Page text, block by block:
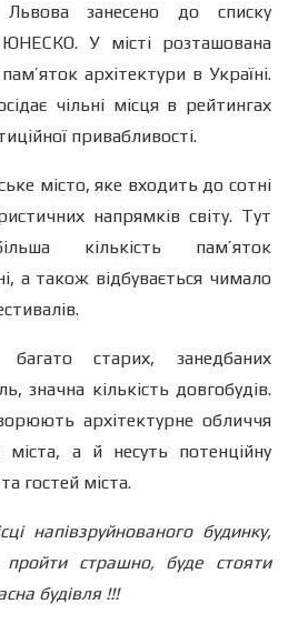
занесено до списку
У місті розташована
архітектури в Україні.
чільні місця в рейтингах
привабливості.
місто, яке входить до сотні
напрямків світу. Тут
кількість пам’яток
а також відбувається чимало
старих, занедбаних
значна кількість довгобудів.
архітектурне обличчя
міста, а й несуть потенційну
гостей міста.
напівзруйнованого будинку,
страшно, буде стояти
будівля !!!